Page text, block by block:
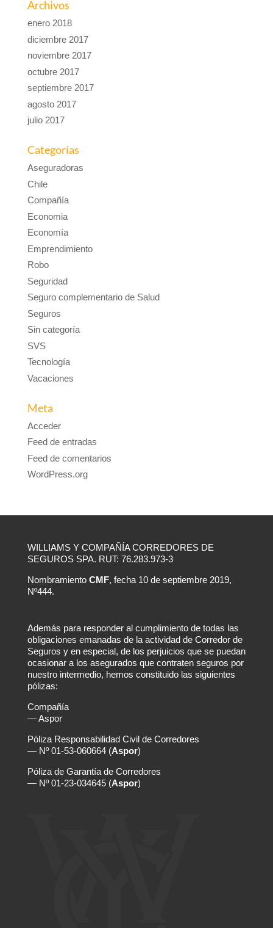
Archivos
enero 2018
diciembre 2017
noviembre 2017
octubre 2017
septiembre 2017
agosto 2017
julio 2017
Categorías
Aseguradoras
Chile
Compañía
Economia
Economía
Emprendimiento
Robo
Seguridad
Seguro complementario de Salud
Seguros
Sin categoría
SVS
Tecnología
Vacaciones
Meta
Acceder
Feed de entradas
Feed de comentarios
WordPress.org
WILLIAMS Y COMPAÑÍA CORREDORES DE
SEGUROS SPA. RUT: 76.283.973-3
Nombramiento CMF, fecha 10 de septiembre 2019,
Nº444.
Además para responder al cumplimiento de todas las
obligaciones emanadas de la actividad de Corredor de
Seguros y en especial, de los perjuicios que se puedan
ocasionar a los asegurados que contraten seguros por
nuestro intermedio, hemos constituido las siguientes
pólizas:
Compañía
— Aspor
Póliza Responsabilidad Civil de Corredores
— Nº 01-53-060664 (Aspor)
Póliza de Garantía de Corredores
— Nº 01-23-034645 (Aspor)